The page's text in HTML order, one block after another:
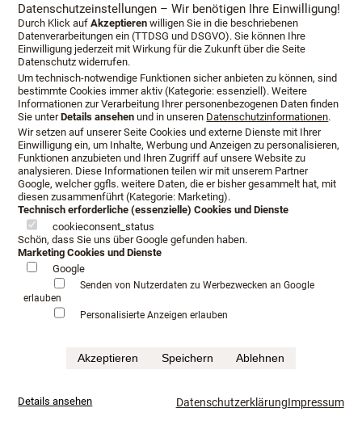
Kontaktieren Sie uns für
Ihren Beratungstermin:
Telefon: +49 (0) 661 90156655
Email:lang@schlafkultur-lang.de
Schlafkultur Lang e.K.
Inh. Lutz Allister Lang
Dalbergstraße 2-4
36037 Fulda
Öffnungszeiten Anfahrt
Beratungstermin
Datenschutzeinstellungen – Wir benötigen Ihre Einwilligung!
Durch Klick aufAkzeptieren willigen Sie in die beschriebenen
Datenverarbeitungen ein (TTDSG und DSGVO). Sie können Ihre
Einwilligung jederzeit mit Wirkung für die Zukunft über die Seite
Datenschutz widerrufen.
Um technisch-notwendige Funktionen sicher anbieten zu können, sind
bestimmte Cookies immer aktiv (Kategorie: essenziell). Weitere
Informationen zur Verarbeitung Ihrer personenbezogenen Daten finden
Sie unterDetails ansehen und in unseren Datenschutzinformationen.
Wir setzen auf unserer Seite Cookies und externe Dienste mit Ihrer
Einwilligung ein, um Inhalte, Werbung und Anzeigen zu personalisieren,
Funktionen anzubieten und Ihren Zugriff auf unsere Website zu
analysieren. Diese Informationen teilen wir mit unserem Partner
Google, welcher ggfls. weitere Daten, die er bisher gesammelt hat, mit
diesen zusammenführt (Kategorie: Marketing).
Technisch erforderliche (essenzielle) Cookies und Dienste
cookieconsent_status
Schön, dass Sie uns über Google gefunden haben.
Marketing Cookies und Dienste
Google
Senden von Nutzerdaten zu Werbezwecken an Google
erlauben
Personalisierte Anzeigen erlauben
Akzeptieren Speichern Ablehnen
Details ansehen DatenschutzerklärungImpressum